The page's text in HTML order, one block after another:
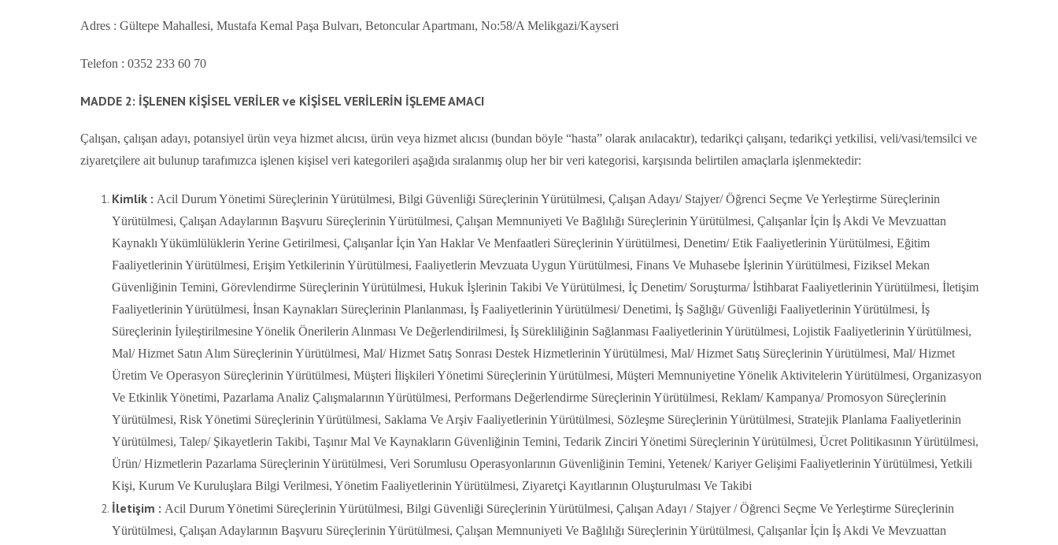
Adres : Gültepe Mahallesi, Mustafa Kemal Paşa Bulvarı, Betoncular Apartmanı, No:58/A Melikgazi/Kayseri
Telefon : 0352 233 60 70
MADDE 2: İŞLENEN KİŞİSEL VERİLER ve KİŞİSEL VERİLERİN İŞLEME AMACI
Çalışan, çalışan adayı, potansiyel ürün veya hizmet alıcısı, ürün veya hizmet alıcısı (bundan böyle “hasta” olarak anılacaktır), tedarikçi çalışanı, tedarikçi yetkilisi, veli/vasi/temsilci ve
ziyaretçilere ait bulunup tarafımızca işlenen kişisel veri kategorileri aşağıda sıralanmış olup her bir veri kategorisi, karşısında belirtilen amaçlarla işlenmektedir:
Kimlik : Acil Durum Yönetimi Süreçlerinin Yürütülmesi, Bilgi Güvenliği Süreçlerinin Yürütülmesi, Çalışan Adayı/ Stajyer/ Öğrenci Seçme Ve Yerleştirme Süreçlerinin
Yürütülmesi, Çalışan Adaylarının Başvuru Süreçlerinin Yürütülmesi, Çalışan Memnuniyeti Ve Bağlılığı Süreçlerinin Yürütülmesi, Çalışanlar İçin İş Akdi Ve Mevzuattan
Kaynaklı Yükümlülüklerin Yerine Getirilmesi, Çalışanlar İçin Yan Haklar Ve Menfaatleri Süreçlerinin Yürütülmesi, Denetim/ Etik Faaliyetlerinin Yürütülmesi, Eğitim
Faaliyetlerinin Yürütülmesi, Erişim Yetkilerinin Yürütülmesi, Faaliyetlerin Mevzuata Uygun Yürütülmesi, Finans Ve Muhasebe İşlerinin Yürütülmesi, Fiziksel Mekan
Güvenliğinin Temini, Görevlendirme Süreçlerinin Yürütülmesi, Hukuk İşlerinin Takibi Ve Yürütülmesi, İç Denetim/ Soruşturma/ İstihbarat Faaliyetlerinin Yürütülmesi, İletişim
Faaliyetlerinin Yürütülmesi, İnsan Kaynakları Süreçlerinin Planlanması, İş Faaliyetlerinin Yürütülmesi/ Denetimi, İş Sağlığı/ Güvenliği Faaliyetlerinin Yürütülmesi, İş
Süreçlerinin İyileştirilmesine Yönelik Önerilerin Alınması Ve Değerlendirilmesi, İş Sürekliliğinin Sağlanması Faaliyetlerinin Yürütülmesi, Lojistik Faaliyetlerinin Yürütülmesi,
Mal/ Hizmet Satın Alım Süreçlerinin Yürütülmesi, Mal/ Hizmet Satış Sonrası Destek Hizmetlerinin Yürütülmesi, Mal/ Hizmet Satış Süreçlerinin Yürütülmesi, Mal/ Hizmet
Üretim Ve Operasyon Süreçlerinin Yürütülmesi, Müşteri İlişkileri Yönetimi Süreçlerinin Yürütülmesi, Müşteri Memnuniyetine Yönelik Aktivitelerin Yürütülmesi, Organizasyon
Ve Etkinlik Yönetimi, Pazarlama Analiz Çalışmalarının Yürütülmesi, Performans Değerlendirme Süreçlerinin Yürütülmesi, Reklam/ Kampanya/ Promosyon Süreçlerinin
Yürütülmesi, Risk Yönetimi Süreçlerinin Yürütülmesi, Saklama Ve Arşiv Faaliyetlerinin Yürütülmesi, Sözleşme Süreçlerinin Yürütülmesi, Stratejik Planlama Faaliyetlerinin
Yürütülmesi, Talep/ Şikayetlerin Takibi, Taşınır Mal Ve Kaynakların Güvenliğinin Temini, Tedarik Zinciri Yönetimi Süreçlerinin Yürütülmesi, Ücret Politikasının Yürütülmesi,
Ürün/ Hizmetlerin Pazarlama Süreçlerinin Yürütülmesi, Veri Sorumlusu Operasyonlarının Güvenliğinin Temini, Yetenek/ Kariyer Gelişimi Faaliyetlerinin Yürütülmesi, Yetkili
Kişi, Kurum Ve Kuruluşlara Bilgi Verilmesi, Yönetim Faaliyetlerinin Yürütülmesi, Ziyaretçi Kayıtlarının Oluşturulması Ve Takibi
İletişim : Acil Durum Yönetimi Süreçlerinin Yürütülmesi, Bilgi Güvenliği Süreçlerinin Yürütülmesi, Çalışan Adayı / Stajyer / Öğrenci Seçme Ve Yerleştirme Süreçlerinin
Yürütülmesi, Çalışan Adaylarının Başvuru Süreçlerinin Yürütülmesi, Çalışan Memnuniyeti Ve Bağlılığı Süreçlerinin Yürütülmesi, Çalışanlar İçin İş Akdi Ve Mevzuattan